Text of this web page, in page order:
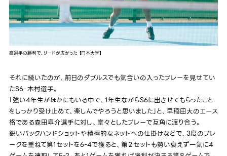
高選手の勝利で、リードが広がった 【日本大学】
それに続いたのが、前日のダブルスでも気合いの入ったプレーを見せてい
たS6・木村選手。
「強い4年生がほかにもいる中で、1年生ながらS6に出させてもらったこと
をしっかり受け止めて、楽しんでやろうと思いました」と、早稲田大のエース
格である森田皐介選手に対し、堂々としたプレーで互角に渡り合う。
鋭いバックハンドショットや積極的なネットへの仕掛けなどで、3度のブレ
ークを重ねて第1セットを6-4で獲ると、第２セットも勢い衰えず一気に4